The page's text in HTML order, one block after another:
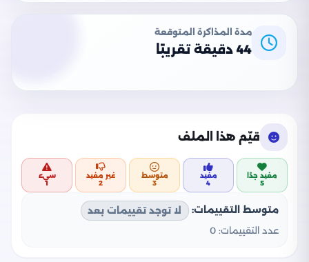
مدة المذاكرة المتوقعة
44 دقيقة تقريبًا
قيّم هذا الملف
مفيد جدًا
5
مفيد
4
متوسط
3
غير مفيد
2
سيء
1
متوسط التقييمات:
لا توجد تقييمات بعد
عدد التقييمات: 0